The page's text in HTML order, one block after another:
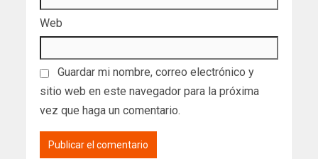
Web
Guardar mi nombre, correo electrónico y
sitio web en este navegador para la próxima
vez que haga un comentario.